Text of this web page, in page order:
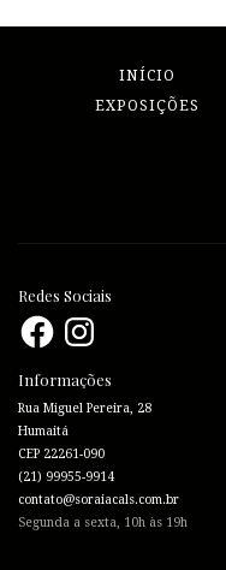
INÍCIO
EXPOSIÇÕES
Redes Sociais
FacebookInstagram
Informações
Rua Miguel Pereira, 28
Humaitá
CEP 22261-090
(21) 99955-9914
contato@soraiacals.com.br
Segunda a sexta, 10h às 19h